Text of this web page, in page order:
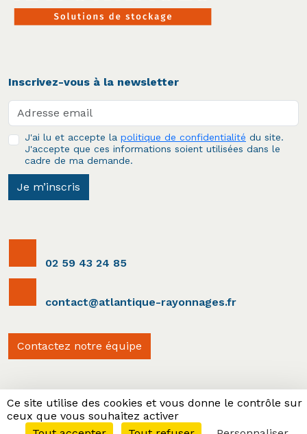
Inscrivez-vous à la newsletter
J'ai lu et accepte la politique de confidentialité du site.
J'accepte que ces informations soient utilisées dans le
cadre de ma demande.
Je m’inscris
02 59 43 24 85
contact@atlantique-rayonnages.fr
Contactez notre équipe
Partenaire
Ce site utilise des cookies et vous donne le contrôle sur
ceux que vous souhaitez activer